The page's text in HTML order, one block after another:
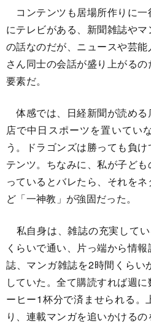
コンテンツも居場所作りに
にテレビがある、新聞雑誌や
の話なのだが、ニュースや芸
さん同士の会話が盛り上がる
要素だ。
体感では、日経新聞が読め
店で中日スポーツを置いてい
う。ドラゴンズは勝っても負
テンツ。ちなみに、私が子ど
っているとバレたら、それを
ど「一神教」が強固だった。
私自身は、雑誌の充実して
くらいで通い、片っ端から情
誌、マンガ雑誌を2時間くらい
していた。全て購読すれば週
ーヒー1杯分で済ませられる。
り、連載マンガを追いかける